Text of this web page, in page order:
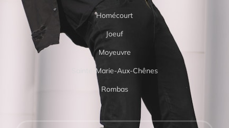
Homécourt
Joeuf
Moyeuvre
Sainte-Marie-Aux-Chênes
Rombas